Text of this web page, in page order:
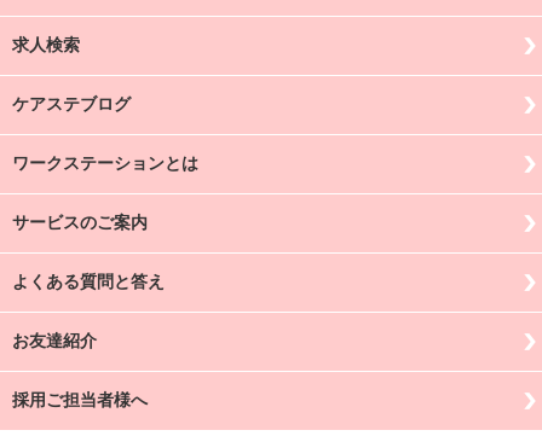
求人検索
ケアステブログ
ワークステーションとは
サービスのご案内
よくある質問と答え
お友達紹介
採用ご担当者様へ